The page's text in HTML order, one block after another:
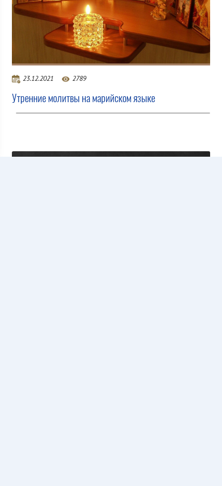
23.12.2021 2789
Утренние молитвы на марийском языке